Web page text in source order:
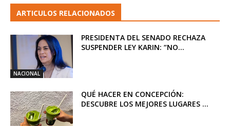
ARTICULOS RELACIONADOS
NACIONAL
PRESIDENTA DEL SENADO RECHAZA
SUSPENDER LEY KARIN: “NO...
QUÉ HACER EN CONCEPCIÓN:
DESCUBRE LOS MEJORES LUGARES ...